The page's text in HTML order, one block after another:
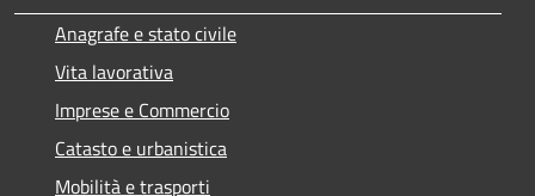
Anagrafe e stato civile
Vita lavorativa
Imprese e Commercio
Catasto e urbanistica
Mobilità e trasporti